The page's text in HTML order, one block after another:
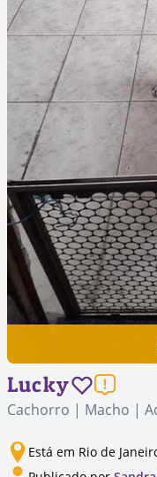
Lucky
Cachorro | Macho |
Está em Rio de